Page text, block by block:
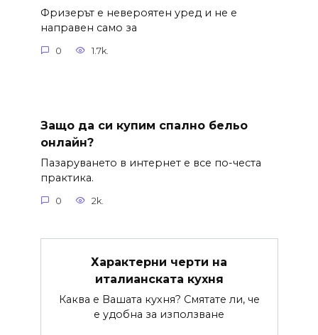
Фризерът е невероятен уред и не е
направен само за
0 1.7k.
Защо да си купим спално бельо
онлайн?
Пазаруването в интернет е все по-честа
практика.
0 2k.
Характерни черти на
италианската кухня
Каква е Вашата кухня? Смятате ли, че
е удобна за използване